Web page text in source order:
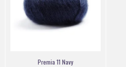
Premia 11 Navy